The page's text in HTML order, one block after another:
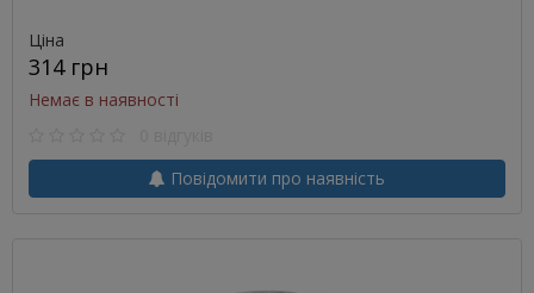
Ціна
314 грн
Немає в наявності
Повідомити про наявність